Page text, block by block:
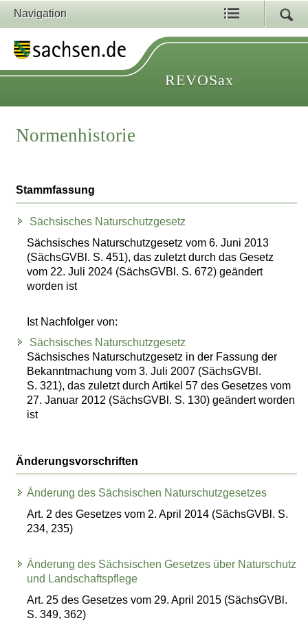
Navigation
REVOSax
Normenhistorie
Stammfassung
Sächsisches Naturschutzgesetz
Sächsisches Naturschutzgesetz vom 6. Juni 2013
(SächsGVBl. S. 451), das zuletzt durch das Gesetz
vom 22. Juli 2024 (SächsGVBl. S. 672) geändert
worden ist
Ist Nachfolger von:
Sächsisches Naturschutzgesetz
Sächsisches Naturschutzgesetz in der Fassung der
Bekanntmachung vom 3. Juli 2007 (SächsGVBl.
S. 321), das zuletzt durch Artikel 57 des Gesetzes vom
27. Januar 2012 (SächsGVBl. S. 130) geändert worden
ist
Änderungsvorschriften
Änderung des Sächsischen Naturschutzgesetzes
Art. 2 des Gesetzes vom 2. April 2014 (SächsGVBl. S.
234, 235)
Änderung des Sächsischen Gesetzes über Naturschutz
und Landschaftspflege
Art. 25 des Gesetzes vom 29. April 2015 (SächsGVBl.
S. 349, 362)